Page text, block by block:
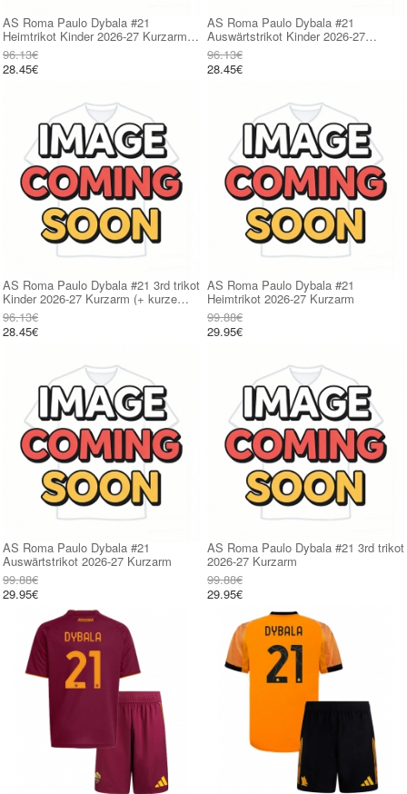
AS Roma Paulo Dybala #21
Heimtrikot Kinder 2026-27 Kurzarm
(+ kurze hosen)
96.13€
28.45€
AS Roma Paulo Dybala #21
Auswärtstrikot Kinder 2026-27
Kurzarm (+ kurze hosen)
96.13€
28.45€
AS Roma Paulo Dybala #21 3rd trikot
Kinder 2026-27 Kurzarm (+ kurze
hosen)
96.13€
28.45€
AS Roma Paulo Dybala #21
Heimtrikot 2026-27 Kurzarm
99.88€
29.95€
AS Roma Paulo Dybala #21
Auswärtstrikot 2026-27 Kurzarm
99.88€
29.95€
AS Roma Paulo Dybala #21 3rd trikot
2026-27 Kurzarm
99.88€
29.95€